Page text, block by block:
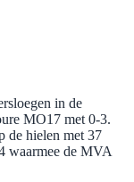
in de
MO17 met 0-3.
de hielen met 37
waarmee de MVA